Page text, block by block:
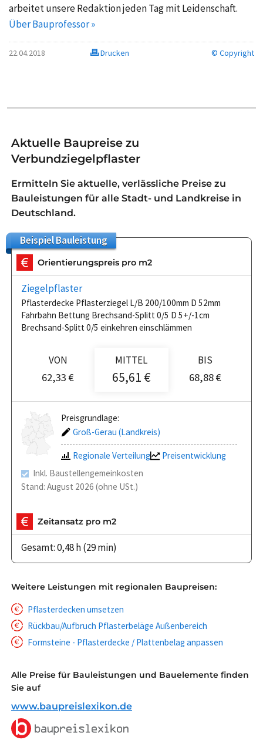
arbeitet unsere Redaktion jeden Tag mit Leidenschaft.
Über Bauprofessor »
22.04.2018 Drucken © Copyright
Aktuelle Baupreise zu
Verbundziegelpflaster
Ermitteln Sie aktuelle, verlässliche Preise zu
Bauleistungen für alle Stadt- und Landkreise in
Deutschland.
BeispielBauleistung
Orientierungspreis pro m2
Ziegelpflaster
Pflasterdecke Pflasterziegel L/B 200/100mm D 52mm
Fahrbahn Bettung Brechsand-Splitt 0/5 D 5+/-1cm
Brechsand-Splitt 0/5 einkehren einschlämmen
VON
62,33 €
MITTEL
65,61 €
BIS
68,88 €
Preisgrundlage:
Groß-Gerau (Landkreis)
Regionale Verteilung
Preisentwicklung
Inkl. Baustellengemeinkosten
Stand: August 2026 (ohne USt.)
Zeitansatz pro m2
Gesamt: 0,48 h (29 min)
Weitere Leistungen mit regionalen Baupreisen:
Pflasterdecken umsetzen
Rückbau/Aufbruch Pflasterbeläge Außenbereich
Formsteine - Pflasterdecke / Plattenbelag anpassen
Alle Preise für Bauleistungen und Bauelemente finden
Sie auf
www.baupreislexikon.de